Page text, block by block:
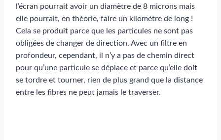
l’écran pourrait avoir un diamètre de 8 microns mais
elle pourrait, en théorie, faire un kilomètre de long !
Cela se produit parce que les particules ne sont pas
obligées de changer de direction. Avec un filtre en
profondeur, cependant, il n’y a pas de chemin direct
pour qu’une particule se déplace et parce qu’elle doit
se tordre et tourner, rien de plus grand que la distance
entre les fibres ne peut jamais le traverser.